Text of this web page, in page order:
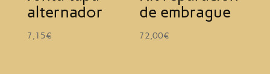
alternador
7,15€
de embrague
72,00€